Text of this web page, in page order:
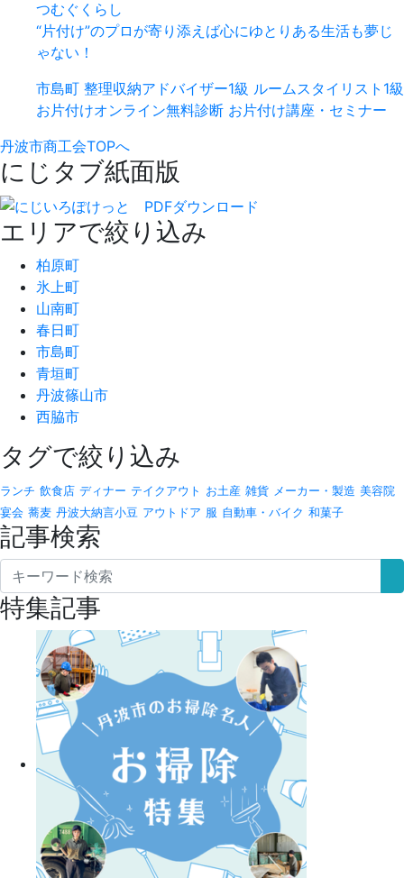
つむぐくらし
“片付け”のプロが寄り添えば心にゆとりある生活も夢じ
ゃない！
市島町 整理収納アドバイザー1級 ルームスタイリスト1級
お片付けオンライン無料診断 お片付け講座・セミナー
丹波市商工会TOPへ
にじタブ紙面版
エリアで絞り込み
柏原町
氷上町
山南町
春日町
市島町
青垣町
丹波篠山市
西脇市
タグで絞り込み
ランチ 飲食店 ディナー テイクアウト お土産 雑貨 メーカー・製造 美容院
宴会 蕎麦 丹波大納言小豆 アウトドア 服 自動車・バイク 和菓子
記事検索
特集記事